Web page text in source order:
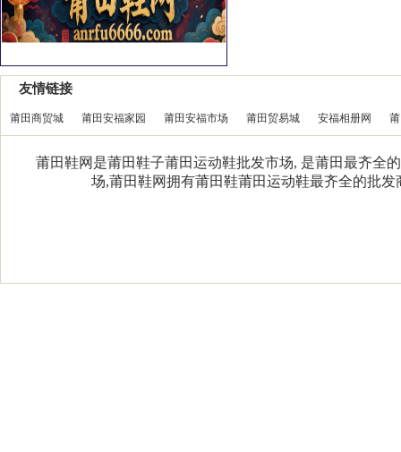
友情链接
莆田商贸城 莆田安福家园 莆田安福市场 莆田贸易城 安福相册网
莆田鞋网是莆田鞋子莆田运动鞋批发市场, 是莆田最齐全
场,莆田鞋网拥有莆田鞋莆田运动鞋最齐全的批